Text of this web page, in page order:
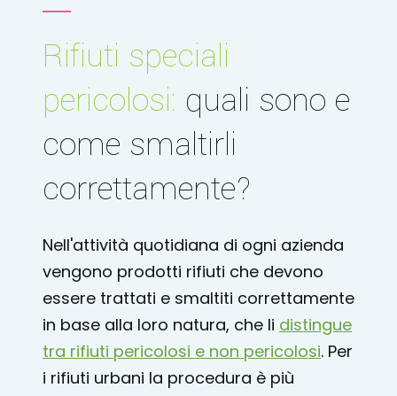
Rifiuti speciali
pericolosi: quali sono e
come smaltirli
correttamente?
Nell'attività quotidiana di ogni azienda
vengono prodotti rifiuti che devono
essere trattati e smaltiti correttamente
in base alla loro natura, che li distingue
tra rifiuti pericolosi e non pericolosi. Per
i rifiuti urbani la procedura è più